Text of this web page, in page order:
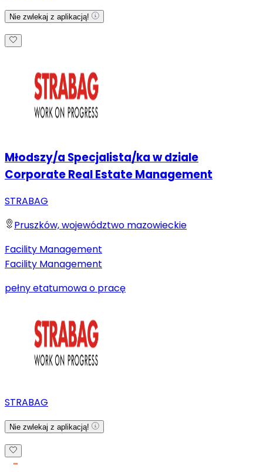
Nie zwlekaj z aplikacją!
Młodszy/a Specjalista/ka w dziale
Corporate Real Estate Management
STRABAG
Pruszków, województwo mazowieckie
Facility Management
Facility Management
pełny etatumowa o pracę
STRABAG
Nie zwlekaj z aplikacją!